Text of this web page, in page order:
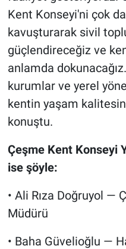
Kent Konseyi'ni çok
kavuşturarak sivil
güçlendireceğiz ve
anlamda
kurumlar ve yerel
kentin yaşam
konuştu.
Çeşme Kent Konseyi
ise şöyle:
• Ali Rıza Doğruyol —
Müdürü
• Baha Güvelioğlu —